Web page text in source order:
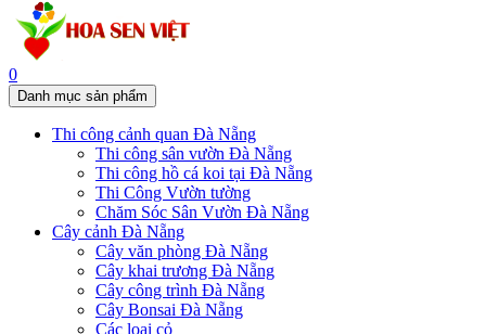
0
Danh mục sản phẩm
Thi công cảnh quan Đà Nẵng
Thi công sân vườn Đà Nẵng
Thi công hồ cá koi tại Đà Nẵng
Thi Công Vườn tường
Chăm Sóc Sân Vườn Đà Nẵng
Cây cảnh Đà Nẵng
Cây văn phòng Đà Nẵng
Cây khai trương Đà Nẵng
Cây công trình Đà Nẵng
Cây Bonsai Đà Nẵng
Các loại cỏ